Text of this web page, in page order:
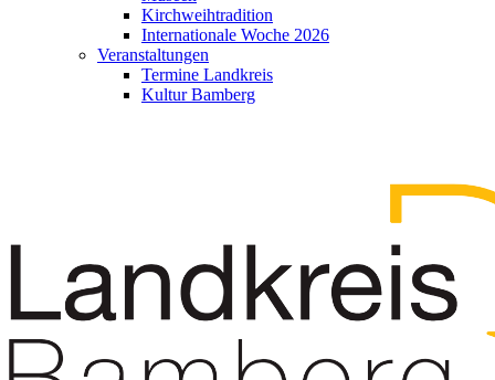
Kirchweihtradition
Internationale Woche 2026
Veranstaltungen
Termine Landkreis
Kultur Bamberg